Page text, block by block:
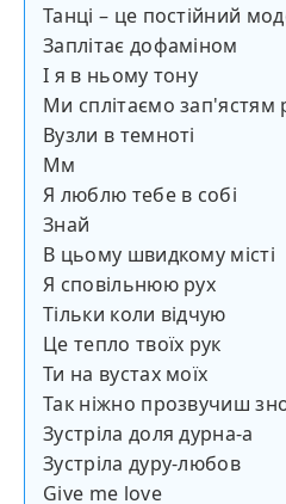
Танці – це постійний
Заплітає дофаміном
І я в ньому тону
Ми сплітаємо зап'ястям
Вузли в темноті
Мм
Я люблю тебе в собі
Знай
В цьому швидкому місті
Я сповільнюю рух
Тільки коли відчую
Це тепло твоїх рук
Ти на вустах моїх
Так ніжно прозвучиш
Зустріла доля дурна-а
Зустріла дуру-любов
Give me love